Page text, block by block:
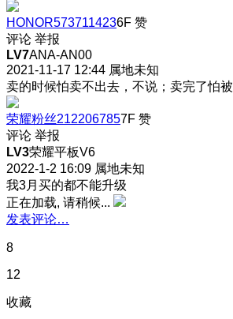
HONOR5737114236F 赞
评论 举报
LV7ANA-AN00
2021-11-17 12:44 属地未知
卖的时候怕卖不出去，不说；卖完了怕
荣耀粉丝2122067857F 赞
评论 举报
LV3荣耀平板V6
2022-1-2 16:09 属地未知
我3月买的都不能升级
正在加载, 请稍候...
发表评论…
8
12
收藏